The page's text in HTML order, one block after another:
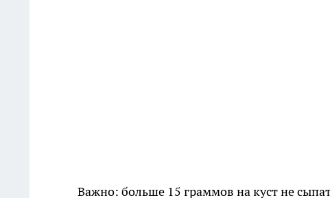
Важно: больше 15 граммов на куст не